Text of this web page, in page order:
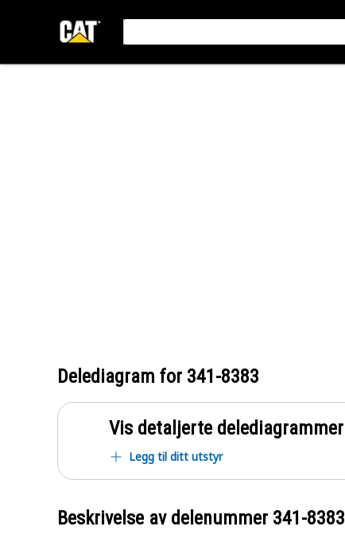
Delediagram for 341-8383
Vis detaljerte delediagrammer
Legg til ditt utstyr
Beskrivelse av delenummer 341-8383